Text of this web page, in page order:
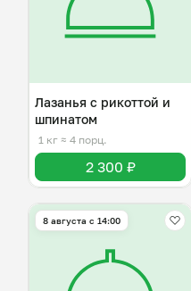
Лазанья с рикоттой и
шпинатом
1 кг ≈ 4 порц.
2 300 ₽
8 августа с 14:00